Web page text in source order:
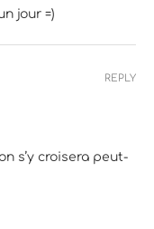
jour =)
s’y croisera peut-
REPLY